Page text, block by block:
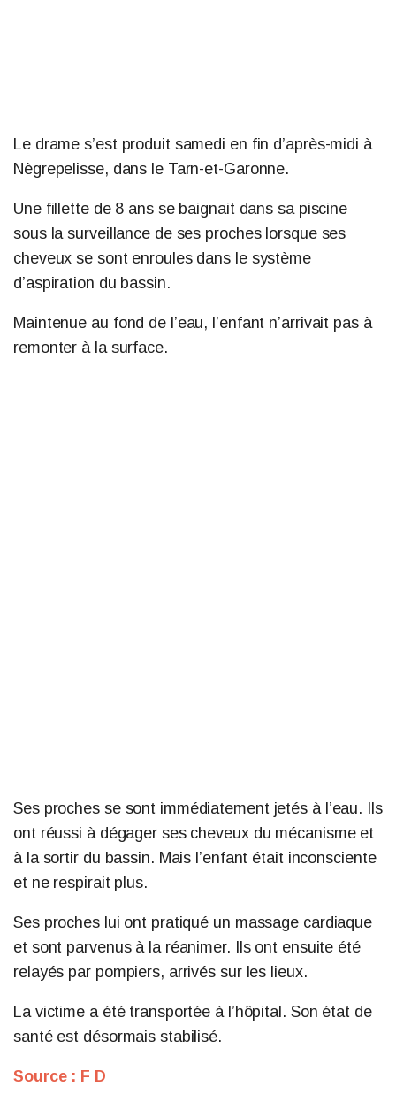
Le drame s’est produit samedi en fin d’après-midi à
Nègrepelisse, dans le Tarn-et-Garonne.
Une fillette de 8 ans se baignait dans sa piscine
sous la surveillance de ses proches lorsque ses
cheveux se sont enroules dans le système
d’aspiration du bassin.
Maintenue au fond de l’eau, l’enfant n’arrivait pas à
remonter à la surface.
Ses proches se sont immédiatement jetés à l’eau. Ils
ont réussi à dégager ses cheveux du mécanisme et
à la sortir du bassin. Mais l’enfant était inconsciente
et ne respirait plus.
Ses proches lui ont pratiqué un massage cardiaque
et sont parvenus à la réanimer. Ils ont ensuite été
relayés par pompiers, arrivés sur les lieux.
La victime a été transportée à l’hôpital. Son état de
santé est désormais stabilisé.
Source : F D